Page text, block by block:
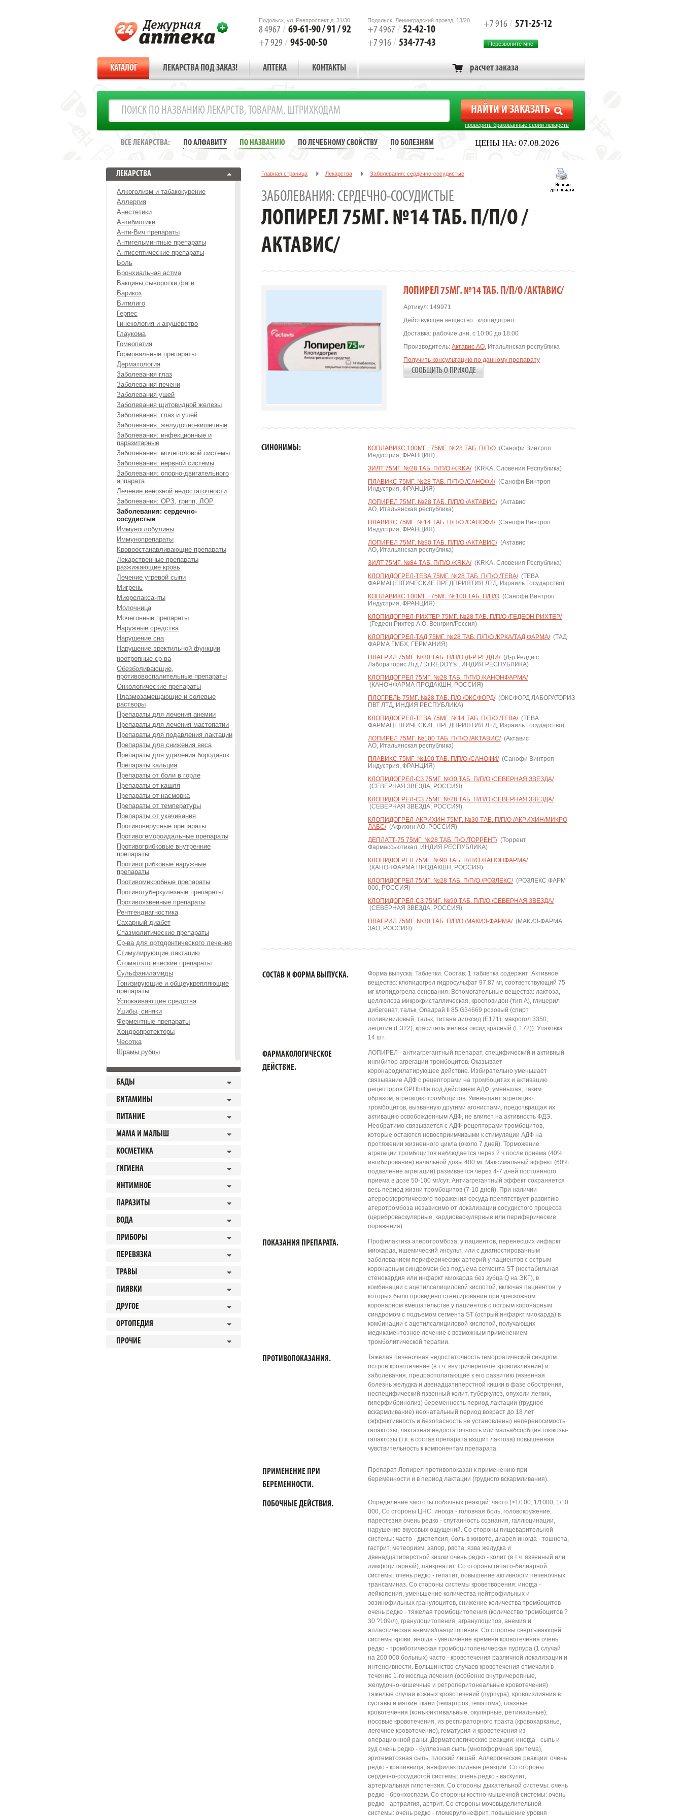
Подольск, ул. Ревпроспект д. 31/30
8 4967 / 69-61-90 / 91 / 92
+7 929 / 945-00-50
Подольск, Ленинградский проезд, 13/20
+7 4967 / 52-42-10
+7 916 / 534-77-43
+7 916 / 571-25-12
Перезвоните мне
КАТАЛОГ ЛЕКАРСТВА ПОД ЗАКАЗ! АПТЕКА КОНТАКТЫ расчет заказа
проверить бракованные серии лекарств
ЦЕНЫ НА: 07.08.2026
ВСЕ ЛЕКАРСТВА: ПО АЛФАВИТУ ПО НАЗВАНИЮ ПО ЛЕЧЕБНОМУ СВОЙСТВУ ПО БОЛЕЗНЯМ
ЛЕКАРСТВА
Алкоголизм и табакокурение
Аллергия
Анестетики
Антибиотики
Анти-Вич препараты
Антигельминтные препараты
Антисептические препараты
Боль
Бронхиальная астма
Вакцины,сыворотки,фаги
Варикоз
Витилиго
Герпес
Гинекология и акушерство
Глаукома
Гомеопатия
Гормональные препараты
Дерматология
Заболевания глаз
Заболевания печени
Заболевания ушей
Заболевания щитовидной железы
Заболевания: глаз и ушей
Заболевания: желудочно-кишечные
Заболевания: инфекционные и
паразитарные
Заболевания: мочеполовой системы
Заболевания: нервной системы
Заболевания: опорно-двигательного
аппарата
Лечение венозной недостаточности
Заболевания: ОРЗ, грипп, ЛОР
Заболевания: сердечно-
сосудистые
Иммуноглобулины
Иммунопрепараты
Кровоостанавливающие препараты
Лекарственные препараты
разжижающие кровь
Лечение угревой сыпи
Мигрень
Миорелаксанты
Молочница
Мочегонные препараты
Наружные средства
Нарушение сна
Нарушение эректильной функции
ноотропные ср-ва
Обезболивающие,
противовоспалительные препараты
Онкологические препараты
Плазмозамещающие и солевые
растворы
Препараты для лечения анемии
Препараты для лечения мастопатии
Препараты для подавления лактации
Препараты для снижения веса
Препараты для удаления бородавок
Препараты кальция
Препараты от боли в горле
Препараты от кашля
Препараты от насморка
Препараты от температуры
Препараты от укачивания
Противовирусные препараты
Противогемороидальные препараты
Противогрибковые внутренние
препараты
Противогрибковые наружные
препараты
Противомикробные препараты
Противотуберкулезные препараты
Противоязвенные препараты
Рентгендиагностика
Сахарный диабет
Спазмолитические препараты
Ср-ва для ортодонтического лечения
Стимулирующие лактацию
Стоматологические препараты
Сульфаниламиды
Тонизирующие и общеукрепляющие
препараты
Успокаивающие средства
Ушибы, синяки
Ферментные препараты
Хондропротекторы
Чесотка
Шрамы,рубцы
БАДЫ
ВИТАМИНЫ
ПИТАНИЕ
МАМА И МАЛЫШ
КОСМЕТИКА
ГИГИЕНА
ИНТИМНОЕ
ПАРАЗИТЫ
ВОДА
ПРИБОРЫ
ПЕРЕВЯЗКА
ТРАВЫ
ПИЯВКИ
ДРУГОЕ
ОРТОПЕДИЯ
ПРОЧИЕ
Главная страница Лекарства Заболевания: сердечно-сосудистые
ЗАБОЛЕВАНИЯ: СЕРДЕЧНО-СОСУДИСТЫЕ
ЛОПИРЕЛ 75МГ. №14 ТАБ. П/П/О /
АКТАВИС/
ЛОПИРЕЛ 75МГ. №14 ТАБ. П/П/О /АКТАВИС/
Артикул: 149971
Действующее вещество: клопидогрел
Доставка: рабочие дни, с 10:00 до 18:00
Производитель: Актавис АО, Итальянская республика
Получить консультацию по данному препарату
СООБЩИТЬ О ПРИХОДЕ
СИНОНИМЫ: КОПЛАВИКС 100МГ.+75МГ. №28 ТАБ. П/П/О (Санофи Винтроп
Индустрия, ФРАНЦИЯ)
ЗИЛТ 75МГ. №28 ТАБ. П/П/О /KRKA/(KRKA, Словения Республика)
ПЛАВИКС 75МГ. №28 ТАБ. П/П/О /САНОФИ/(Санофи Винтроп
Индустрия, ФРАНЦИЯ)
ЛОПИРЕЛ 75МГ. №28 ТАБ. П/П/О /АКТАВИС/(Актавис
АО, Итальянская республика)
ПЛАВИКС 75МГ. №14 ТАБ. П/П/О /САНОФИ/(Санофи Винтроп
Индустрия, ФРАНЦИЯ)
ЛОПИРЕЛ 75МГ. №90 ТАБ. П/П/О /АКТАВИС/(Актавис
АО, Итальянская республика)
ЗИЛТ 75МГ. №84 ТАБ. П/П/О /KRKA/(KRKA, Словения Республика)
КЛОПИДОГРЕЛ-ТЕВА 75МГ. №28 ТАБ. П/П/О /ТЕВА/(ТЕВА
ФАРМАЦЕВТИЧЕСКИЕ ПРЕДПРИЯТИЯ ЛТД, Израиль Государство)
КОПЛАВИКС 100МГ.+75МГ. №100 ТАБ. П/П/О (Санофи Винтроп
Индустрия, ФРАНЦИЯ)
КЛОПИДОГРЕЛ-РИХТЕР 75МГ. №28 ТАБ. П/П/О /ГЕДЕОН РИХТЕР/
(Гедеон Рихтер А.О, Венгрия/Россия)
КЛОПИДОГРЕЛ-ТАД 75МГ. №28 ТАБ. П/П/О /КРКА/ТАД ФАРМА/(ТАД
ФАРМА ГМБХ, ГЕРМАНИЯ)
ПЛАГРИЛ 75МГ. №30 ТАБ. П/П/О /Д-Р РЕДДИ/(Д-р Редди с
Лабораторис Лтд / Dr.REDDY's , ИНДИЯ РЕСПУБЛИКА)
КЛОПИДОГРЕЛ 75МГ. №28 ТАБ. П/П/О /КАНОНФАРМА/
(КАНОНФАРМА ПРОДАКШН, РОССИЯ)
ПЛОГРЕЛЬ 75МГ. №28 ТАБ. П/О /ОКСФОРД/(ОКСФОРД ЛАБОРАТОРИЗ
ПВТ ЛТД, ИНДИЯ РЕСПУБЛИКА)
КЛОПИДОГРЕЛ-ТЕВА 75МГ. №14 ТАБ. П/П/О /ТЕВА/(ТЕВА
ФАРМАЦЕВТИЧЕСКИЕ ПРЕДПРИЯТИЯ ЛТД, Израиль Государство)
ЛОПИРЕЛ 75МГ. №100 ТАБ. П/П/О /АКТАВИС/(Актавис
АО, Итальянская республика)
ПЛАВИКС 75МГ. №100 ТАБ. П/П/О /САНОФИ/(Санофи Винтроп
Индустрия, ФРАНЦИЯ)
КЛОПИДОГРЕЛ-СЗ 75МГ. №30 ТАБ. П/П/О /СЕВЕРНАЯ ЗВЕЗДА/
(СЕВЕРНАЯ ЗВЕЗДА, РОССИЯ)
КЛОПИДОГРЕЛ-СЗ 75МГ. №28 ТАБ. П/П/О /СЕВЕРНАЯ ЗВЕЗДА/
(СЕВЕРНАЯ ЗВЕЗДА, РОССИЯ)
КЛОПИДОГРЕЛ-АКРИХИН 75МГ. №30 ТАБ. П/П/О /АКРИХИН/МИКРО
ЛАБС/(Акрихин АО, РОССИЯ)
ДЕПЛАТТ-75 75МГ. №28 ТАБ. П/О /ТОРРЕНТ/(Торрент
Фармассьютикал, ИНДИЯ РЕСПУБЛИКА)
КЛОПИДОГРЕЛ 75МГ. №90 ТАБ. П/П/О /КАНОНФАРМА/
(КАНОНФАРМА ПРОДАКШН, РОССИЯ)
КЛОПИДОГРЕЛ 75МГ. №28 ТАБ. П/П/О /РОЗЛЕКС/(РОЗЛЕКС ФАРМ
000, РОССИЯ)
КЛОПИДОГРЕЛ-СЗ 75МГ. №90 ТАБ. П/П/О /СЕВЕРНАЯ ЗВЕЗДА/
(СЕВЕРНАЯ ЗВЕЗДА, РОССИЯ)
ПЛАГРИЛ 75МГ. №30 ТАБ. П/П/О /МАКИЗ-ФАРМА/(МАКИЗ-ФАРМА
ЗАО, РОССИЯ)
СОСТАВ И ФОРМА ВЫПУСКА.
Форма выпуска: Таблетки. Состав: 1 таблетка содержит: Активное
вещество: клопидогрел гидросульфат 97,87 мг, соответствующий 75
мг клопидогрела основания. Вспомогательные вещества: лактоза,
целлюлоза микрокристаллическая, кросповидон (тип А), глицерил
дибегенат, тальк, Опадрай II 85 G34669 розовый (спирт
поливиниловый, тальк, титана диоксид (Е171), макрогол 3350,
лецитин (Е322), краситель железа оксид красный (Е172)). Упаковка:
14 шт.
ФАРМАКОЛОГИЧЕСКОЕ
ДЕЙСТВИЕ.
ЛОПИРЕЛ - антиагрегантный препарат, специфический и активный
ингибитор агрегации тромбоцитов. Оказывает
коронародилатирующее действие. Избирательно уменьшает
связывание АДФ с рецепторами на тромбоцитах и активацию
рецепторов GPI Ib/IIIa под действием АДФ, уменьшая, таким
образом, агрегацию тромбоцитов. Уменьшает агрегацию
тромбоцитов, вызванную другими агонистами, предотвращая их
активацию освобожденным АДФ, не влияет на активность ФДЭ.
Необратимо связывается с АДФ-рецепторами тромбоцитов,
которые остаются невосприимчивыми к стимуляции АДФ на
протяжении жизненного цикла (около 7 дней). Торможение
агрегации тромбоцитов наблюдается через 2 ч после приема (40%
ингибирование) начальной дозы 400 мг. Максимальный эффект (60%
подавление агрегации) развивается через 4-7 дней постоянного
приема в дозе 50-100 мг/сут. Антиагрегантный эффект сохраняется
весь период жизни тромбоцитов (7-10 дней). При наличии
атеросклеротического поражения сосуда препятствует развитию
атеротромбоза независимо от локализации сосудистого процесса
(цереброваскулярные, кардиоваскулярные или периферические
поражения).
ПОКАЗАНИЯ ПРЕПАРАТА.
Профилактика атеротромбоза: у пациентов, перенесших инфаркт
миокарда, ишемический инсульт, или с диагностированным
заболеванием периферических артерий у пациентов с острым
коронарным синдромом без подъема сегмента ST (нестабильная
стенокардия или инфаркт миокарда без зубца Q на ЭКГ), в
комбинации с ацетилсалициловой кислотой, включая пациентов, у
которых было проведено стентирование при чрескожном
коронарном вмешательстве у пациентов с острым коронарным
синдромом с подъемом сегмента ST (острый инфаркт миокарда) в
комбинации с ацетилсалициловой кислотой, получающих
медикаментозное лечение с возможным применением
тромболитической терапии.
ПРОТИВОПОКАЗАНИЯ.
Тяжелая печеночная недостаточность геморрагический синдром
острое кровотечение (в т.ч. внутричерепное кровоизлияние) и
заболевания, предрасполагающие к его развитию (язвенная
болезнь желудка и двенадцатиперстной кишки в фазе обострения,
неспецифический язвенный колит, туберкулез, опухоли легких,
гиперфибринолиз) беременность период лактации (грудное
вскармливание) неонатальный период возраст до 18 лет
(эффективность и безопасность не установлены) непереносимость
галактозы, лактазная недостаточность или мальабсорбция глюкозы-
галактозы (т.к. в состав препарата входит лактоза) повышенная
чувствительность к компонентам препарата.
ПРИМЕНЕНИЕ ПРИ
БЕРЕМЕННОСТИ.
Препарат Лопирел противопоказан к применению при
беременности и в период лактации (грудного вскармливания).
ПОБОЧНЫЕ ДЕЙСТВИЯ.
Определение частоты побочных реакций: часто (>1/100, 1/1000, 1/10
000, Со стороны ЦНС: иногда - головная боль, головокружение,
парестезия очень редко - спутанность сознания, галлюцинации,
нарушение вкусовых ощущений. Со стороны пищеварительной
системы: часто - диспепсия, боль в животе, диарея иногда - тошнота,
гастрит, метеоризм, запор, рвота, язва желудка и
двенадцатиперстной кишки очень редко - колит (в т.ч. язвенный или
лимфоцитарный), панкреатит. Со стороны гепато-билиарной
системы: очень редко - гепатит, повышение активности печеночных
трансаминаз. Со стороны системы кроветворения: иногда -
лейкопения, уменьшение количества нейтрофильных и
эозинофильных гранулоцитов, снижение количества тромбоцитов
очень редко - тяжелая тромбоцитопения (количество тромбоцитов ?
30 ?109/л), гранулоцитопения, агранулоцитоз, анемия и
апластическая анемия/панцитопения. Со стороны свертывающей
системы крови: иногда - увеличение времени кровотечения очень
редко - тромботическая тромбоцитопеническая пурпура (1 случай
на 200 000 больных) часто - кровотечения различной локализации и
интенсивности. Большинство случаев кровотечения отмечали в
течение 1-го месяца лечения (особенно внутричерепные,
желудочно-кишечные и ретроперитонеальные кровотечения)
тяжелые случаи кожных кровотечений (пурпура), кровоизлияния в
суставы и мягкие ткани (гемартроз, гематома), глазные
кровотечения (конъюнктивальные, окулярные, ретинальные),
носовые кровотечения, из респираторного тракта (кровохарканье,
легочное кровотечение), гематурия и кровотечения из
операционной раны. Дерматологические реакции: иногда - сыпь и
зуд очень редко - буллезная сыпь (многоформная эритема),
эритематозная сыпь, плоский лишай. Аллергические реакции: очень
редко - крапивница, анафилактоидные реакции. Со стороны
сердечно-сосудистой системы: очень редко - васкулит,
артериальная гипотензия. Со стороны дыхательной системы: очень
редко - бронхоспазм. Со стороны костно-мышечной системы: очень
редко - артралгия, артрит. Со стороны мочевыделительной
системы: очень редко - гломерулонефрит, повышение уровня